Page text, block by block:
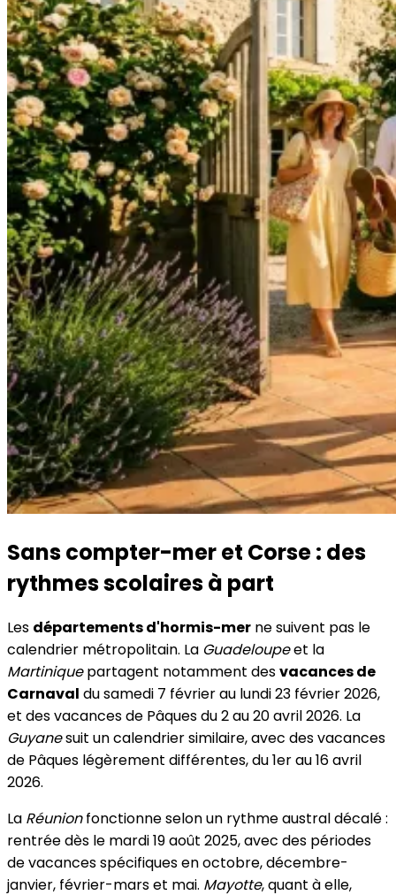
Sans compter-mer et Corse : des
rythmes scolaires à part
Les départements d'hormis-mer ne suivent pas le
calendrier métropolitain. La Guadeloupeet la
Martiniquepartagent notamment desvacances de
Carnaval du samedi 7 février au lundi 23 février 2026,
et des vacances de Pâques du 2 au 20 avril 2026. La
Guyanesuit un calendrier similaire, avec des vacances
de Pâques légèrement différentes, du 1er au 16 avril
2026.
La Réunionfonctionne selon un rythme austral décalé :
rentrée dès le mardi 19 août 2025, avec des périodes
de vacances spécifiques en octobre, décembre-
janvier, février-mars et mai. Mayotte, quant à elle,